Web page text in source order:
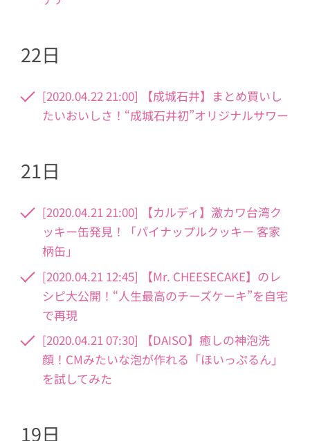
22日
[2020.04.22 21:00] 【成城石井】まとめ買いし
たいおいしさ！“成城石井初”オリジナルサワー
21日
[2020.04.21 21:00] 【カルディ】激カワ台湾ク
ッキー缶発見！「パイナップルクッキー 客家
柄缶」
[2020.04.21 12:45] 【Mr. CHEESECAKE】のレ
シピ大公開！“人生最高のチーズケーキ”を自宅
で再現
[2020.04.21 07:30] 【DAISO】癒しの神泡洗
顔！CMみたいな泡が作れる「ほいっぷるん」
を試してみた
19日